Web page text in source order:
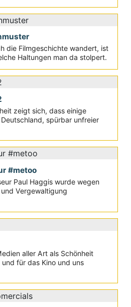
die Filmgeschichte wandert, ist
Haltungen man da stolpert.
zeigt sich, dass einige
spürbar unfreier
#metoo
Paul Haggis wurde wegen
Vergewaltigung
aller Art als Schönheit
für das Kino und uns